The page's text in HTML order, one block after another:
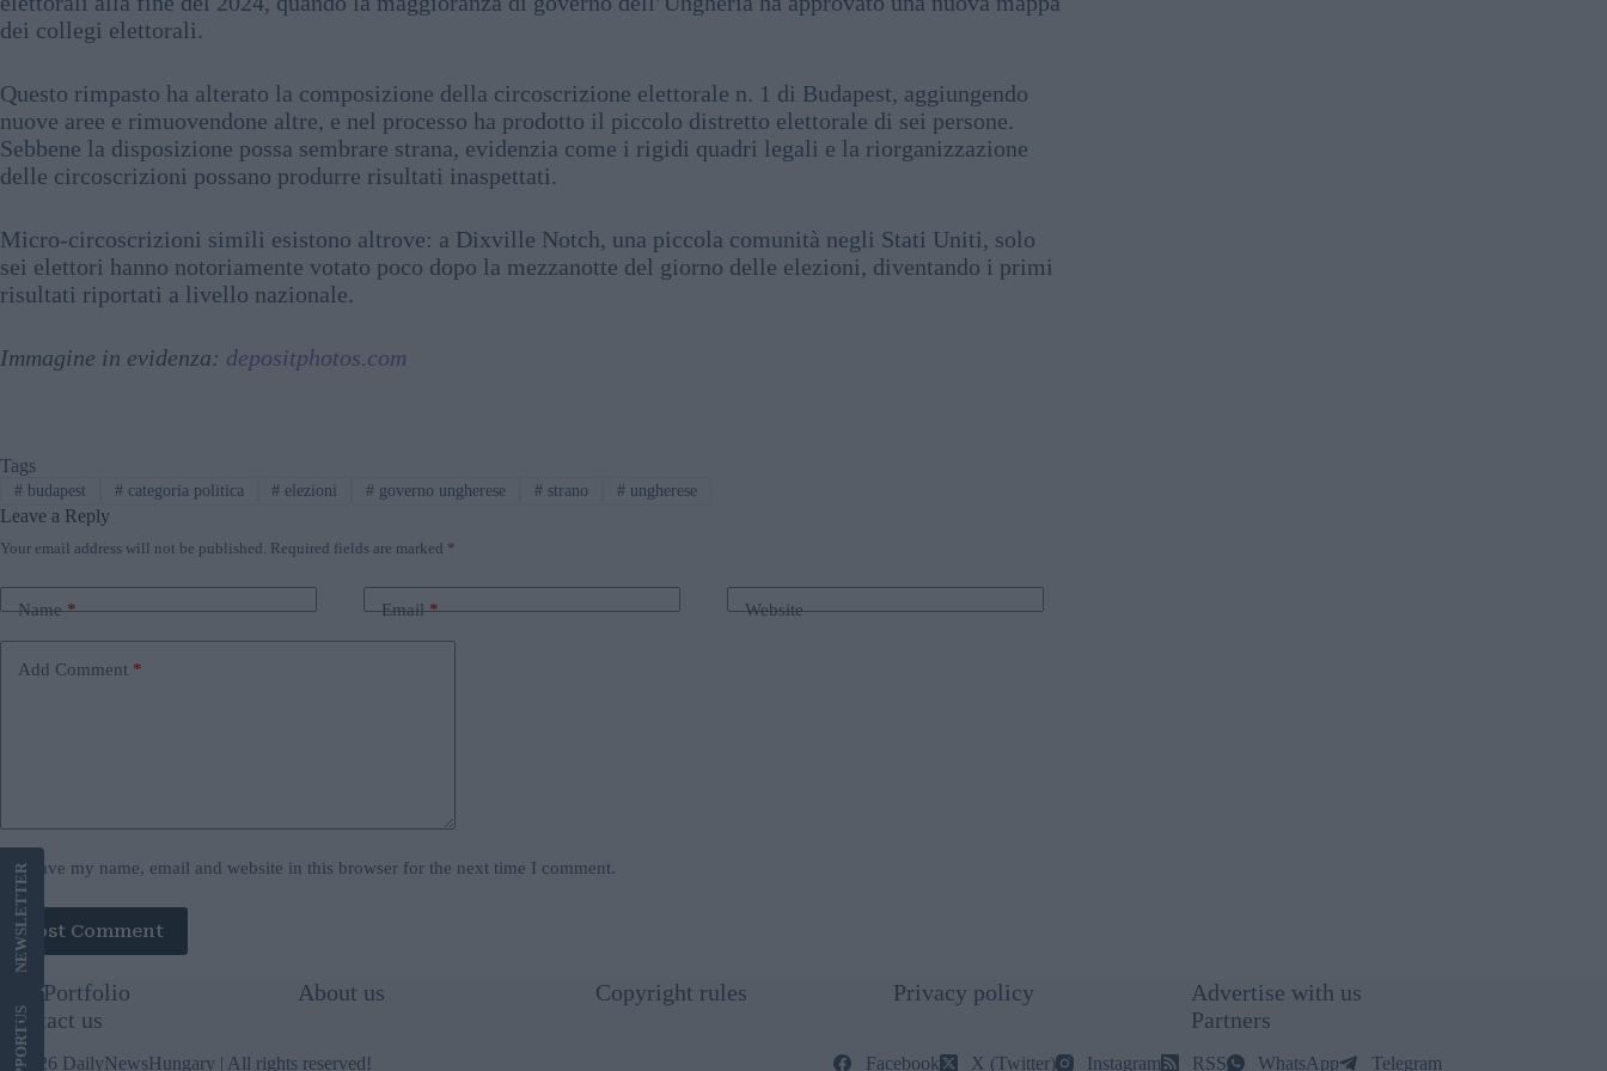
dei collegi elettorali.
Questo rimpasto ha alterato la composizione della circoscrizione elettorale n. 1 di Budapest, aggiungendo
nuove aree e rimuovendone altre, e nel processo ha prodotto il piccolo distretto elettorale di sei persone.
Sebbene la disposizione possa sembrare strana, evidenzia come i rigidi quadri legali e la riorganizzazione
delle circoscrizioni possano produrre risultati inaspettati.
Micro-circoscrizioni simili esistono altrove: a Dixville Notch, una piccola comunità negli Stati Uniti, solo
sei elettori hanno notoriamente votato poco dopo la mezzanotte del giorno delle elezioni, diventando i primi
risultati riportati a livello nazionale.
Immagine in evidenza: depositphotos.com
Tags
#budapest #categoria politica # elezioni # governo ungherese # strano #ungherese
Leave a Reply
Your email address will not be published. Required fields are marked *
Name* Email* Website
Add Comment *
Save my name, email and website in this browser for the next time I comment.
Post Comment
US
NEWS
LETTER
Our Portfolio
Contact us
About us Copyright rules Privacy policy
Advertise with us
Partners
© 2026 DailyNewsHungary | All rights reserved! Facebook X (Twitter) Instagram RSS WhatsApp Telegram